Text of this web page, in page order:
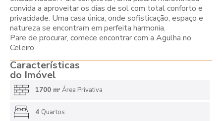
convida a aproveitar os dias de sol com total conforto e
privacidade. Uma casa única, onde sofisticação, espaço e
natureza se encontram em perfeita harmonia.
Pare de procurar, comece encontrar com a Agulha no
Celeiro
Características
do Imóvel
1700 m2 Área Privativa
4 Quartos